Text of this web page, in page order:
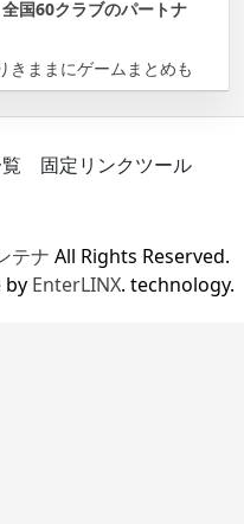
国60クラブのパートナ
きままにゲームまとめも
固定リンクツール
テナ All Rights Reserved.
by EnterLINX. technology.